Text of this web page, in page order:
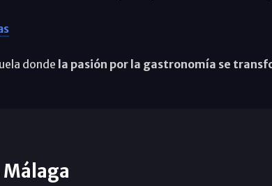
donde la pasión por la gastronomía se